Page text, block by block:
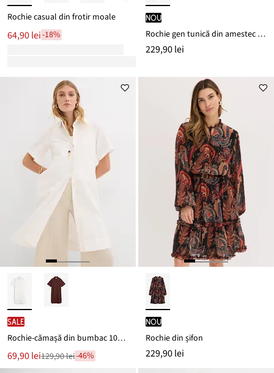
Rochie casual din frotir moale
64,90 lei-18%
nou
Rochie gen tunică din amestec moale de viscoză
229,90 lei
SALE
Rochie-cămașă din bumbac 100%
Noul
preț
69,90 lei
Reducere129,90 lei-46%
nou
Rochie din șifon
229,90 lei